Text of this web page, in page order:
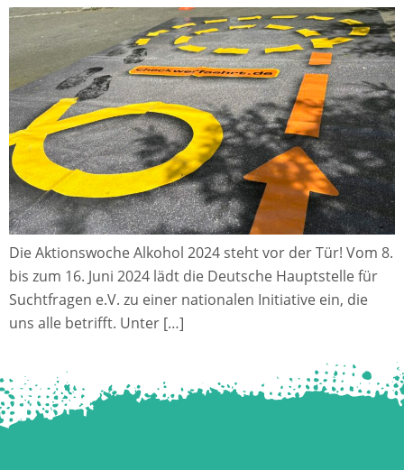
Die Aktionswoche Alkohol 2024 steht vor der Tür! Vom 8.
bis zum 16. Juni 2024 lädt die Deutsche Hauptstelle für
Suchtfragen e.V. zu einer nationalen Initiative ein, die
uns alle betrifft. Unter […]